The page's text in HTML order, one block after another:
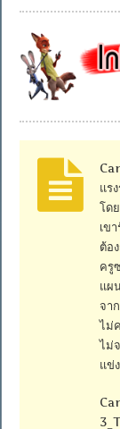
แร
โด
เข
ต้อ
ครู
แผ
จา
ไม่
ไม่
แข่